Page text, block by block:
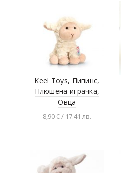
Keel Toys, Пипинс,
Плюшена играчка,
Овца
8,90 € / 17.41 лв.